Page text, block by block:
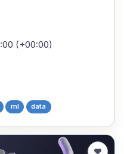
(+00:00)
ml data